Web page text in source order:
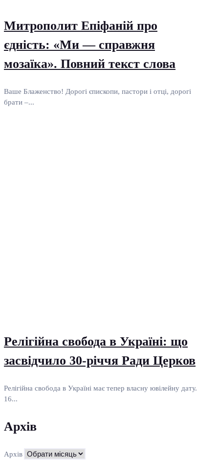
Митрополит Епіфаній про
єдність: «Ми — справжня
мозаїка». Повний текст слова
Ваше Блаженство! Дорогі єпископи, пастори і отці, дорогі
брати –...
Релігійна свобода в Україні: що
засвідчило 30-річчя Ради Церков
Релігійна свобода в Україні має тепер власну ювілейну дату.
16...
Архів
Архів